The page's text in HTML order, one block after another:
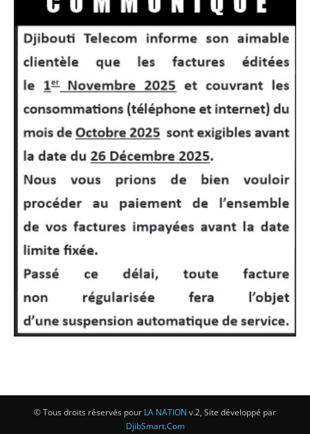
© Tous droits réservés pour LA NATION v.2, Site développé par
DjibSmart.Com